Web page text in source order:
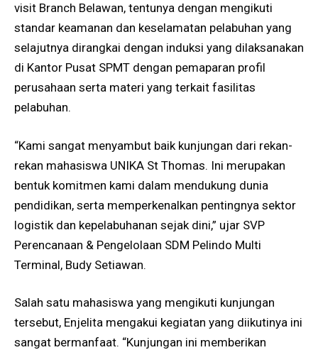
visit Branch Belawan, tentunya dengan mengikuti
standar keamanan dan keselamatan pelabuhan yang
selajutnya dirangkai dengan induksi yang dilaksanakan
di Kantor Pusat SPMT dengan pemaparan profil
perusahaan serta materi yang terkait fasilitas
pelabuhan.
“Kami sangat menyambut baik kunjungan dari rekan-
rekan mahasiswa UNIKA St Thomas. Ini merupakan
bentuk komitmen kami dalam mendukung dunia
pendidikan, serta memperkenalkan pentingnya sektor
logistik dan kepelabuhanan sejak dini,” ujar SVP
Perencanaan & Pengelolaan SDM Pelindo Multi
Terminal, Budy Setiawan.
Salah satu mahasiswa yang mengikuti kunjungan
tersebut, Enjelita mengakui kegiatan yang diikutinya ini
sangat bermanfaat. “Kunjungan ini memberikan